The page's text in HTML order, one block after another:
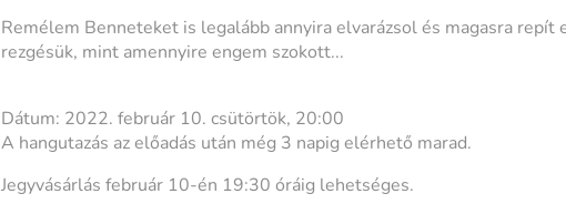
Remélem Benneteket is legalább annyira elvarázsol és magasra repít
rezgésük, mint amennyire engem szokott...
Dátum: 2022. február 10. csütörtök, 20:00
A hangutazás az előadás után még 3 napig elérhető marad.
Jegyvásárlás február 10-én 19:30 óráig lehetséges.